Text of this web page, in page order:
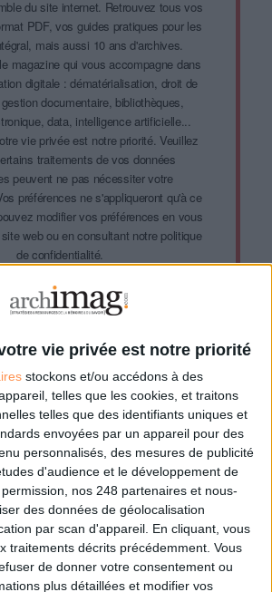
vie privée est notre priorité
stockons et/ou accédons à des
telles que les cookies, et traitons
telles que des identifiants uniques et
envoyées par un appareil pour des
personnalisés, des mesures de publicité
d'audience et le développement de
nos 248 partenaires et nous-
des données de géolocalisation
par scan d'appareil. En cliquant, vous
traitements décrits précédemment. Vous
de donner votre consentement ou
plus détaillées et modifier vos
du site internet. Retrouvez tous vos
PDF, vos guides pratiques pour les
mais aussi 10 ans d'archives.
magazine qui vous accompagne dans
digitale : dématérialisation, droit de
documentaire, bibliothèques,
data, intelligence artificielle...
vie privée est notre priorité. Veuillez
traitements de vos données
peuvent ne pas nécessiter votre
préférences ne s'appliqueront qu'à ce
modifier vos préférences en vous
web ou en consultant notre politique
de confidentialité.
abonné.e ?Connectez-vous
un accès ouvert ?
désabonnement et open access
puis libraire, documentaliste au CNRS
Bibliothèque Universitaire
Open Access